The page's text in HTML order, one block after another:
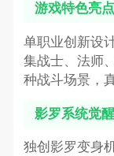
游戏特色亮点
单职业创新设
集战士、法师
种战斗场景，
影罗系统觉醒
独创影罗变身